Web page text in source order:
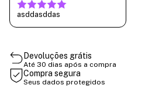
asddasddas
Devoluções grátis
Até 30 dias após a compra
Compra segura
Seus dados protegidos